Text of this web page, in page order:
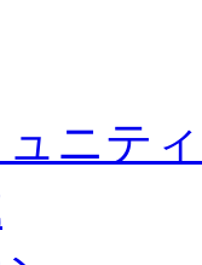
）
ニティ